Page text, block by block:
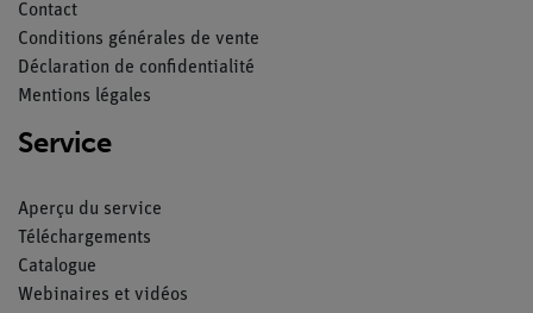
Contact
Conditions générales de vente
Déclaration de confidentialité
Mentions légales
Service
Aperçu du service
Téléchargements
Catalogue
Webinaires et vidéos